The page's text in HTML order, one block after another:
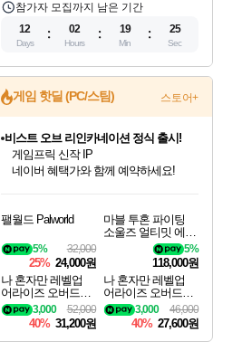
참가자 모집까지 남은 기간
12
Days
02
Hours
19
Min
24
Sec
게임 핫딜 (PC/스팀) 스토어+
최대 90% 할인가를 만나보세요!
네이버혜택과 함께 만나보세요!
50%할인&추가 적립까지!
이니&베니 혜택까지!
비스트 오브 리인카네이션 정식 출시!
게임프릭 신작 IP
네이버 혜택가와 함께 예약하세요!
할인&네이버혜택으로 만나보세요!
네이버페이 혜택과 만나보세요!
40주년 프로모션으로 만나보세요!
네이버 포인트 혜택까지!
할인가에 만나보세요!
일부 에디션 상시 할인!
혜택으로 예약 판매 중
편안하게 충전하세요
팰월드 Palworld
32,000
5%
25% 24,000원
마블 투혼 파이팅
소울즈 얼티밋 에디
션 예약구매 MARV
EL Tokon Fighting S
ouls Ultimate Edition
Pre-Purchase
5%
118,000원
나 혼자만 레벨업
어라이즈 오버드라
이브 디럭스 에디션
Solo Leveling Arise
Overdrive Deluxe Edi
tion
52,000
3,000
40% 31,200원
나 혼자만 레벨업
어라이즈 오버드라
이브 Solo Leveling A
rise
46,000
3,000
40% 27,600원